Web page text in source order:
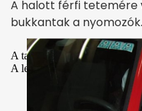
A halott férfi tetemére
bukkantak a nyomozók.